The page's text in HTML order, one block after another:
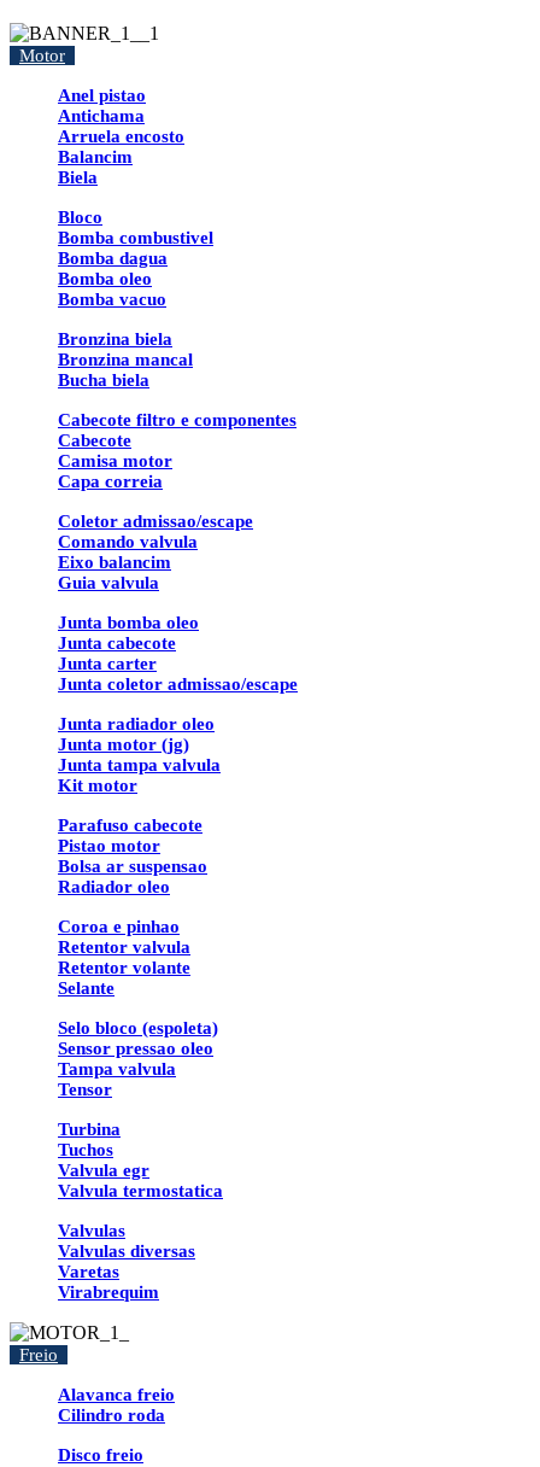
Motor
Anel pistao
Antichama
Arruela encosto
Balancim
Biela
Bloco
Bomba combustivel
Bomba dagua
Bomba oleo
Bomba vacuo
Bronzina biela
Bronzina mancal
Bucha biela
Cabecote filtro e componentes
Cabecote
Camisa motor
Capa correia
Coletor admissao/escape
Comando valvula
Eixo balancim
Guia valvula
Junta bomba oleo
Junta cabecote
Junta carter
Junta coletor admissao/escape
Junta radiador oleo
Junta motor (jg)
Junta tampa valvula
Kit motor
Parafuso cabecote
Pistao motor
Bolsa ar suspensao
Radiador oleo
Coroa e pinhao
Retentor valvula
Retentor volante
Selante
Selo bloco (espoleta)
Sensor pressao oleo
Tampa valvula
Tensor
Turbina
Tuchos
Valvula egr
Valvula termostatica
Valvulas
Valvulas diversas
Varetas
Virabrequim
Freio
Alavanca freio
Cilindro roda
Disco freio